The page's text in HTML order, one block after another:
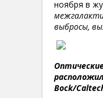
ноября в
выбросы,
Bock/